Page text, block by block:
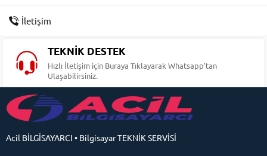
İletişim
TEKNİK DESTEK
Hızlı İletişim için Buraya Tıklayarak Whatsapp'tan
Ulaşabilirsiniz.
Acil BİLGİSAYARCI • Bilgisayar TEKNİK SERVİSİ